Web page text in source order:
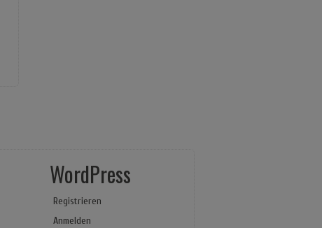
WordPress
Registrieren
Anmelden